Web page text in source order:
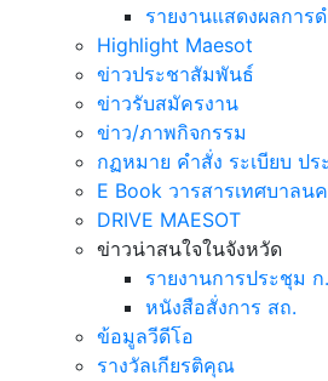
รายงานแสดงผลการ
Highlight Maesot
ข่าวประชาสัมพันธ์
ข่าวรับสมัครงาน
ข่าว/ภาพกิจกรรม
กฏหมาย คำสั่ง ระเบียบ ปร
E Book วารสารเทศบาลน
DRIVE MAESOT
ข่าวน่าสนใจในจังหวัด
รายงานการประชุม
หนังสือสั่งการ สถ.
ข้อมูลวีดีโอ
รางวัลเกียรติคุณ